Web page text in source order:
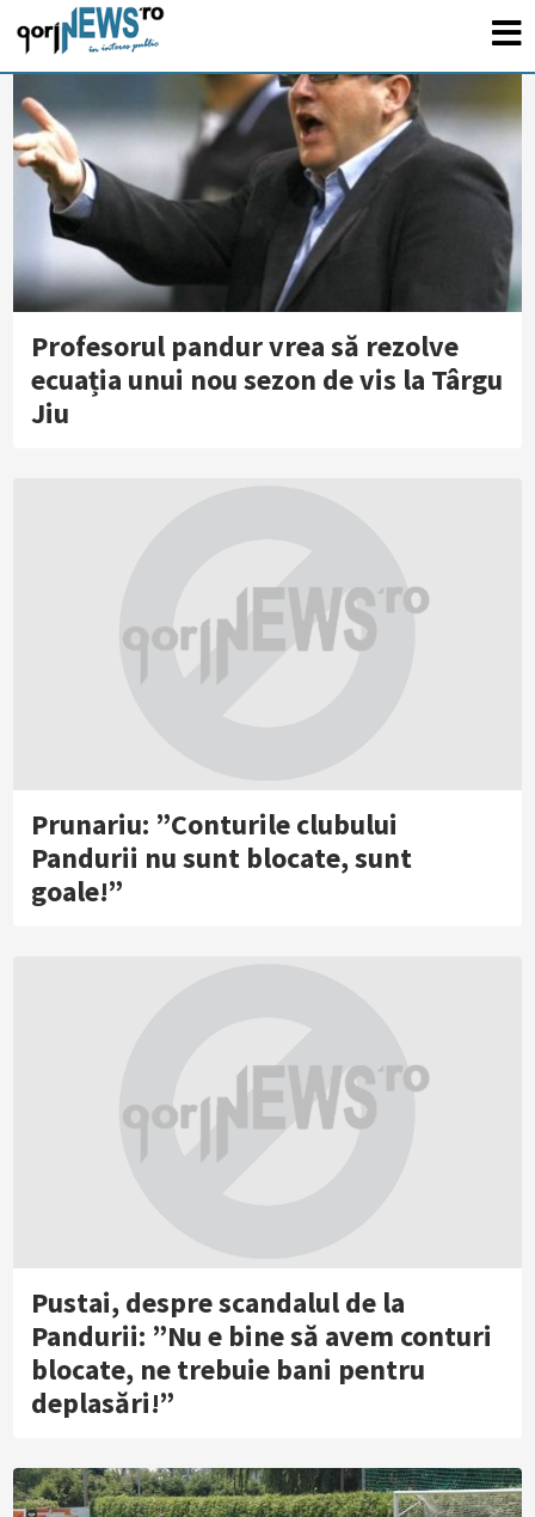
Profesorul pandur vrea să rezolve
ecuația unui nou sezon de vis la Târgu
Jiu
Prunariu: ”Conturile clubului
Pandurii nu sunt blocate, sunt
goale!”
Pustai, despre scandalul de la
Pandurii: ”Nu e bine să avem conturi
blocate, ne trebuie bani pentru
deplasări!”